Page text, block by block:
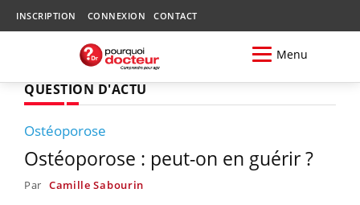
INSCRIPTION CONNEXION CONTACT
Menu
QUESTION D'ACTU
Ostéoporose
Ostéoporose : peut-on en guérir ?
Par Camille Sabourin